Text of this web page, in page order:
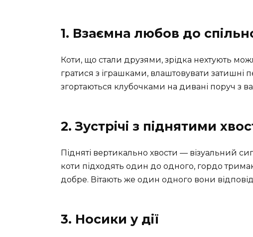
1. Взаємна любов до
Коти, що стали друзями, зрідка нехтують
гратися з іграшками, влаштовувати затишні
згортаються клубочками на дивані поруч з
2. Зустрічі з піднятими
Підняті вертикально хвости — візуальний
коти підходять один до одного, гордо
добре. Вітають же один одного вони
3. Носики у дії